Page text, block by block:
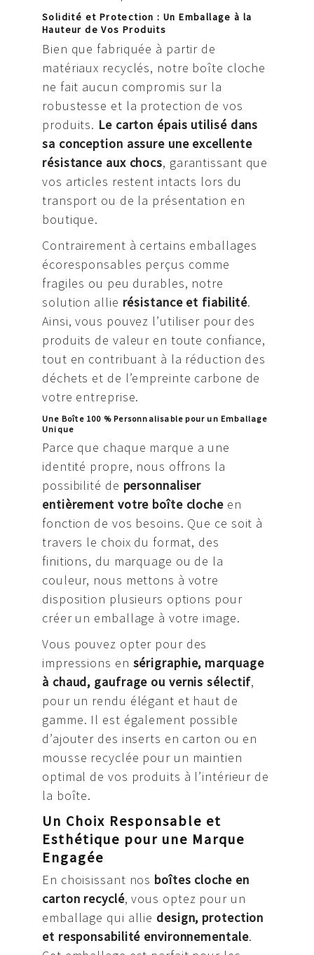
Solidité et Protection : Un Emballage à la
Hauteur de Vos Produits
Bien que fabriquée à partir de
matériaux recyclés, notre boîte cloche
ne fait aucun compromis sur la
robustesse et la protection de vos
produits. Le carton épais utilisé dans
sa conception assure une excellente
résistance aux chocs, garantissant que
vos articles restent intacts lors du
transport ou de la présentation en
boutique.
Contrairement à certains emballages
écoresponsables perçus comme
fragiles ou peu durables, notre
solution allie résistance et fiabilité.
Ainsi, vous pouvez l’utiliser pour des
produits de valeur en toute confiance,
tout en contribuant à la réduction des
déchets et de l’empreinte carbone de
votre entreprise.
Une Boîte 100 % Personnalisable pour un Emballage
Unique
Parce que chaque marque a une
identité propre, nous offrons la
possibilité de personnaliser
entièrement votre boîte cloche en
fonction de vos besoins. Que ce soit à
travers le choix du format, des
finitions, du marquage ou de la
couleur, nous mettons à votre
disposition plusieurs options pour
créer un emballage à votre image.
Vous pouvez opter pour des
impressions en sérigraphie, marquage
à chaud, gaufrage ou vernis sélectif,
pour un rendu élégant et haut de
gamme. Il est également possible
d’ajouter des inserts en carton ou en
mousse recyclée pour un maintien
optimal de vos produits à l’intérieur de
la boîte.
Un Choix Responsable et
Esthétique pour une Marque
Engagée
En choisissant nos boîtes cloche en
carton recyclé, vous optez pour un
emballage qui allie design, protection
et responsabilité environnementale.